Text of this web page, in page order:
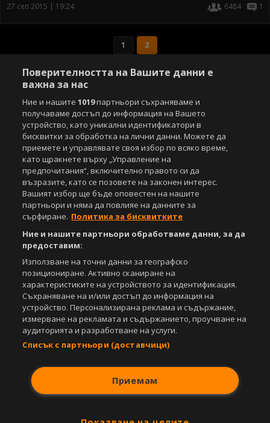
27 сеп 2015 | 19:24 6484 1
1 2
Поверителността на Вашите данни е
важна за нас
Ние и нашите1019партньори съхраняваме и
получаваме достъп до информация на Вашето
устройство, като уникални идентификатори в
бисквитки за обработка на лични данни. Можете да
приемете и управлявате своя избор по всяко време,
като щракнете върху „Управление на
предпочитания“, включително правото си да
възразите, като се позовете на законен интерес.
Вашият избор ще бъде оповестен на нашите
партньори и няма да повлияе на данните за
сърфиране. Политика за бисквитките
Ние и нашите партньори обработваме данни, за да
предоставим:
Използване на точни данни за географско
позициониране. Активно сканиране на
характеристиките на устройството за идентификация.
Съхраняване на и/или достъп до информация на
устройство. Персонализирана реклама и съдържание,
измерване на рекламата и съдържанието, проучване на
аудиторията и разработване на услуги.
Списък с партньори (доставчици)
Приемам